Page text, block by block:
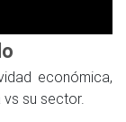
económica,
su sector.